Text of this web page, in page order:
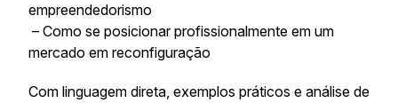
empreendedorismo
– Como se posicionar profissionalmente em um
mercado em reconfiguração
Com linguagem direta, exemplos práticos e análise de